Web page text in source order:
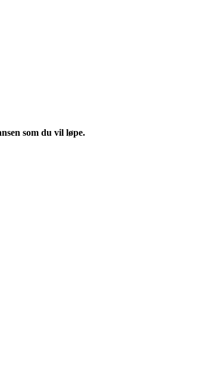
som du vil løpe.